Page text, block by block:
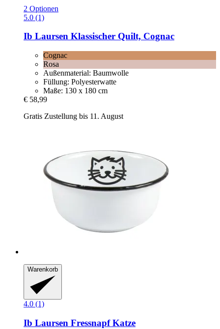
2 Optionen
5.0 (1)
Ib Laursen Klassischer Quilt, Cognac
Cognac
Rosa
Außenmaterial: Baumwolle
Füllung: Polyesterwatte
Maße: 130 x 180 cm
€ 58,99
Gratis Zustellung bis 11. August
Warenkorb
4.0 (1)
Ib Laursen Fressnapf Katze